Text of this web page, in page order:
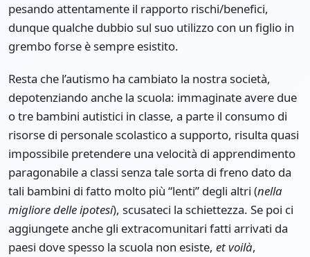
pesando attentamente il rapporto rischi/benefici,
dunque qualche dubbio sul suo utilizzo con un figlio in
grembo forse è sempre esistito.
Resta che l’autismo ha cambiato la nostra società,
depotenziando anche la scuola: immaginate avere due
o tre bambini autistici in classe, a parte il consumo di
risorse di personale scolastico a supporto, risulta quasi
impossibile pretendere una velocità di apprendimento
paragonabile a classi senza tale sorta di freno dato da
tali bambini di fatto molto più “lenti” degli altri (nella
migliore delle ipotesi), scusateci la schiettezza. Se poi ci
aggiungete anche gli extracomunitari fatti arrivati da
paesi dove spesso la scuola non esiste, et voilà,